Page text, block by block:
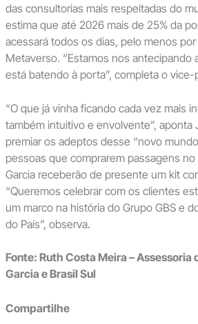
das consultorias mais respeitadas do
estima que até 2026 mais de 25% da
acessará todos os dias, pelo menos
Metaverso. “Estamos nos antecipando
está batendo à porta”, completa o
“O que já vinha ficando cada vez mais
também intuitivo e envolvente”, aponta
premiar os adeptos desse “novo
pessoas que comprarem passagens
Garcia receberão de presente um kit
“Queremos celebrar com os clientes
um marco na história do Grupo GBS e
do País”, observa.
Fonte: Ruth Costa Meira – Assessoria
Garcia e Brasil Sul
Compartilhe